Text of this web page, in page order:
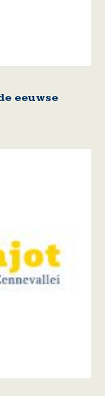
eeuwse